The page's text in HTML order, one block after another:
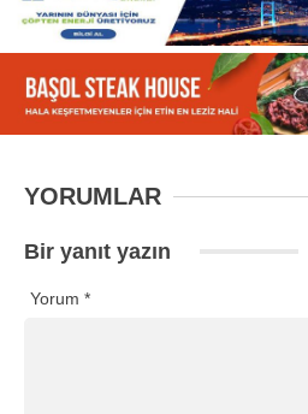
YORUMLAR
Bir yanıt yazın
Yorum *